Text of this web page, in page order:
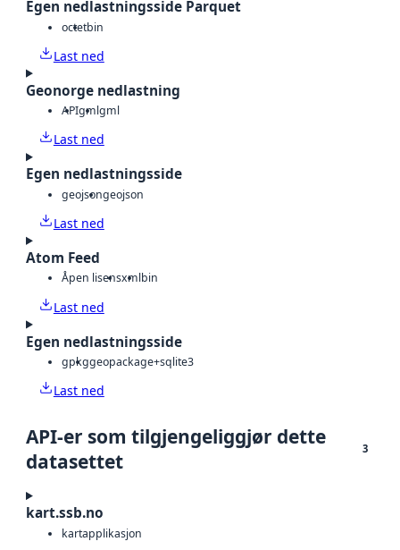
Egen nedlastningsside Parquet
octetbin
Last ned
Geonorge nedlastning
APIgmlgml
Last ned
Egen nedlastningsside
geojsongeojson
Last ned
Atom Feed
Åpen lisensxmlbin
Last ned
Egen nedlastningsside
gpkggeopackage+sqlite3
Last ned
API-er som tilgjengeliggjør dette
datasettet
3
kart.ssb.no
kartapplikasjon